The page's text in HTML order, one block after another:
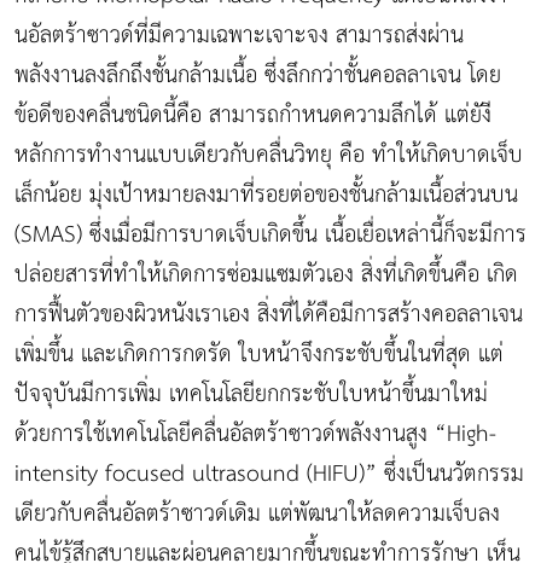
นอัลตร้าซาวด์ที่มีความเฉพาะเจาะจง สามารถส่งผ่าน
พลังงานลงลึกถึงชั้นกล้ามเนื้อ ซึ่งลึกกว่าชั้นคอลลาเจน โดย
ข้อดีของคลื่นชนิดนี้คือ สามารถกำหนดความลึกได้ แต่ยังี
หลักการทำงานแบบเดียวกับคลื่นวิทยุ คือ ทำให้เกิดบาดเจ็บ
เล็กน้อย มุ่งเป้าหมายลงมาที่รอยต่อของชั้นกล้ามเนื้อส่วนบน
(SMAS) ซึ่งเมื่อมีการบาดเจ็บเกิดขึ้น เนื้อเยื่อเหล่านี้ก็จะมีการ
ปล่อยสารที่ทำให้เกิดการซ่อมแซมตัวเอง สิ่งที่เกิดขึ้นคือ เกิด
การฟื้นตัวของผิวหนังเราเอง สิ่งที่ได้คือมีการสร้างคอลลาเจน
เพิ่มขึ้น และเกิดการกดรัด ใบหน้าจึงกระชับขึ้นในที่สุด แต่
ปัจจุบันมีการเพิ่ม เทคโนโลยียกกระชับใบหน้าขึ้นมาใหม่
ด้วยการใช้เทคโนโลยีคลื่นอัลตร้าซาวด์พลังงานสูง “High-
intensity focused ultrasound (HIFU)” ซึ่งเป็นนวัตกรรม
เดียวกับคลื่นอัลตร้าซาวด์เดิม แต่พัฒนาให้ลดความเจ็บลง
คนไข้รู้สึกสบายและผ่อนคลายมากขึ้นขณะทำการรักษา เห็น